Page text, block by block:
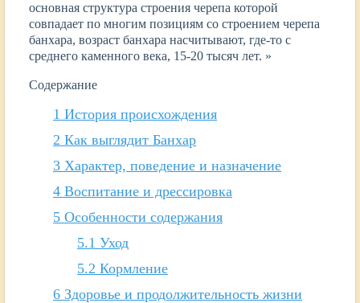
основная структура строения черепа которой
совпадает по многим позициям со строением черепа
банхара, возраст банхара насчитывают, где-то с
среднего каменного века, 15-20 тысяч лет. »
Содержание
1 История происхождения
2 Как выглядит Банхар
3 Характер, поведение и назначение
4 Воспитание и дрессировка
5 Особенности содержания
5.1 Уход
5.2 Кормление
6 Здоровье и продолжительность жизни